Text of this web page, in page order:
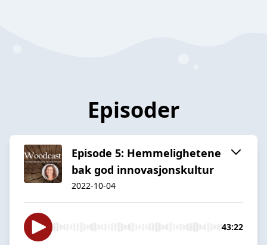
Episoder
Episode 5: Hemmelighetene
bak god innovasjonskultur
2022-10-04
43:22